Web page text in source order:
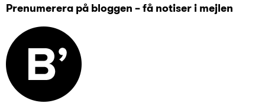
Prenumerera på bloggen – få notiser i mejlen